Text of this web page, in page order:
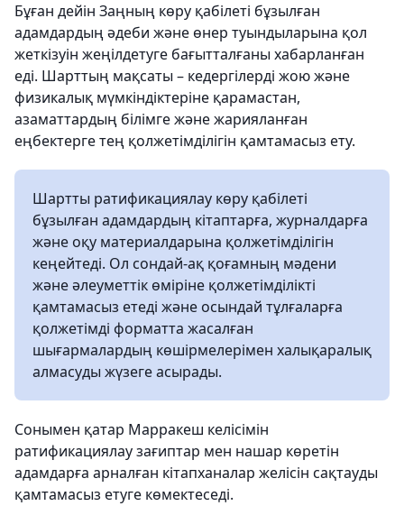
Бұған дейін Заңның көру қабілеті бұзылған
адамдардың әдеби және өнер туындыларына қол
жеткізуін жеңілдетуге бағытталғаны хабарланған
еді. Шарттың мақсаты – кедергілерді жою және
физикалық мүмкіндіктеріне қарамастан,
азаматтардың білімге және жарияланған
еңбектерге тең қолжетімділігін қамтамасыз ету.
Шартты ратификациялау көру қабілеті
бұзылған адамдардың кітаптарға, журналдарға
және оқу материалдарына қолжетімділігін
кеңейтеді. Ол сондай-ақ қоғамның мәдени
және әлеуметтік өміріне қолжетімділікті
қамтамасыз етеді және осындай тұлғаларға
қолжетімді форматта жасалған
шығармалардың көшірмелерімен халықаралық
алмасуды жүзеге асырады.
Сонымен қатар Марракеш келісімін
ратификациялау зағиптар мен нашар көретін
адамдарға арналған кітапханалар желісін сақтауды
қамтамасыз етуге көмектеседі.